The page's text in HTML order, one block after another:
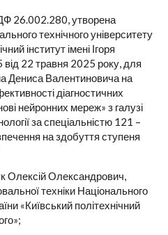
26.002.280, утворена
технічного університету
інститут імені Ігоря
22 травня 2025 року, для
Дениса Валентиновича на
діагностичних
нейронних мереж» з галузі
за спеціальністю 121 –
на здобуття ступеня
Олексій Олександрович,
техніки Національного
«Київський політехнічний